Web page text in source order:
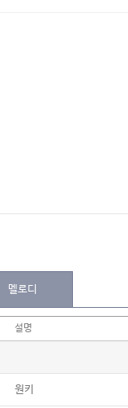
멜로디
설명
원키